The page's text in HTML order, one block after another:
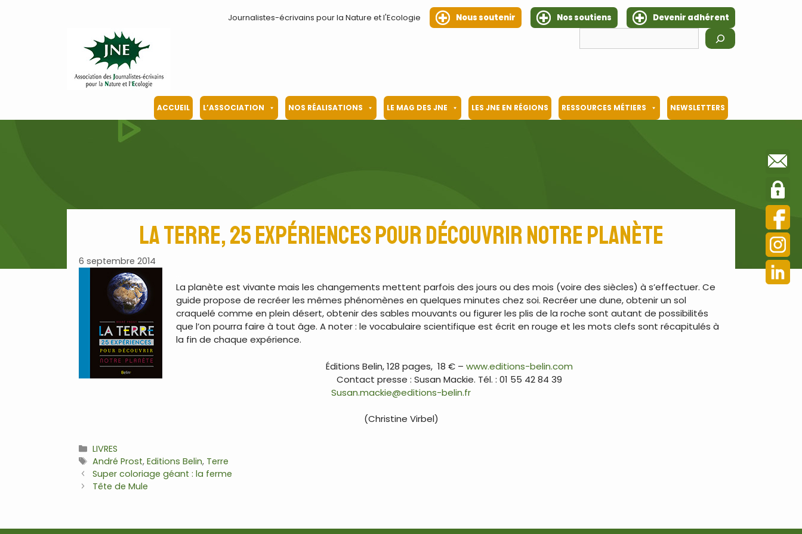
Journalistes-écrivains pour la Nature et l'Ecologie Nous soutenir Nos soutiens
Devenir adhérent
ACCUEIL L’ASSOCIATION NOS RÉALISATIONS LE MAG DES JNE LES JNE EN RÉGIONS RESSOURCES MÉTIERS NEWSLETTERS
La Terre, 25 expériences pour découvrir notre planète
6 septembre 2014
La planète est vivante mais les changements mettent parfois des jours ou des mois (voire des siècles) à s’effectuer. Ce
guide propose de recréer les mêmes phénomènes en quelques minutes chez soi. Recréer une dune, obtenir un sol
craquelé comme en plein désert, obtenir des sables mouvants ou figurer les plis de la roche sont autant de possibilités
que l’on pourra faire à tout âge. A noter : le vocabulaire scientifique est écrit en rouge et les mots clefs sont récapitulés à
la fin de chaque expérience.
Éditions Belin, 128 pages, 18 € –www.editions-belin.com
Contact presse : Susan Mackie. Tél. : 01 55 42 84 39
Susan.mackie@editions-belin.fr
(Christine Virbel)
Catégories
LIVRES
Étiquettes
André Prost,Editions Belin, Terre
Navigation
des
Super coloriage géant : la ferme
Tête de Mule